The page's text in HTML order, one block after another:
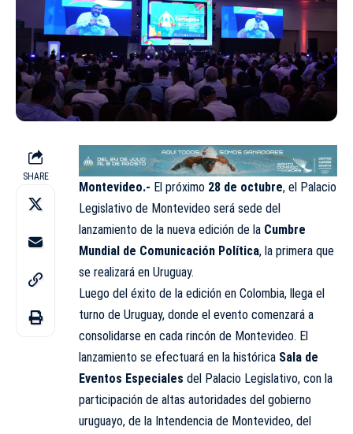
SHARE
Montevideo.- El próximo 28 de octubre, el Palacio
Legislativo de Montevideo será sede del
lanzamiento de la nueva edición de la Cumbre
Mundial de Comunicación Política, la primera que
se realizará en Uruguay.
Luego del éxito de la edición en Colombia, llega el
turno de Uruguay, donde el evento comenzará a
consolidarse en cada rincón de Montevideo. El
lanzamiento se efectuará en la histórica Sala de
Eventos Especiales del Palacio Legislativo, con la
participación de altas autoridades del gobierno
uruguayo, de la Intendencia de Montevideo, del